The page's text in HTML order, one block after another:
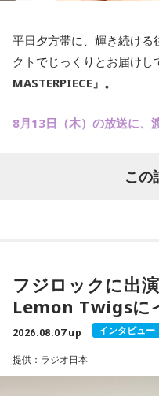
平日夕方帯に、輝き続ける
クトでじっくりとお届けし
MASTERPIECE』。
8月13日（木）の放送に、
て、7年ぶり21枚目となる
この
フジロックに出
Lemon Twigsに
2026.08.07 up インタビュー
提供：ラジオ日本